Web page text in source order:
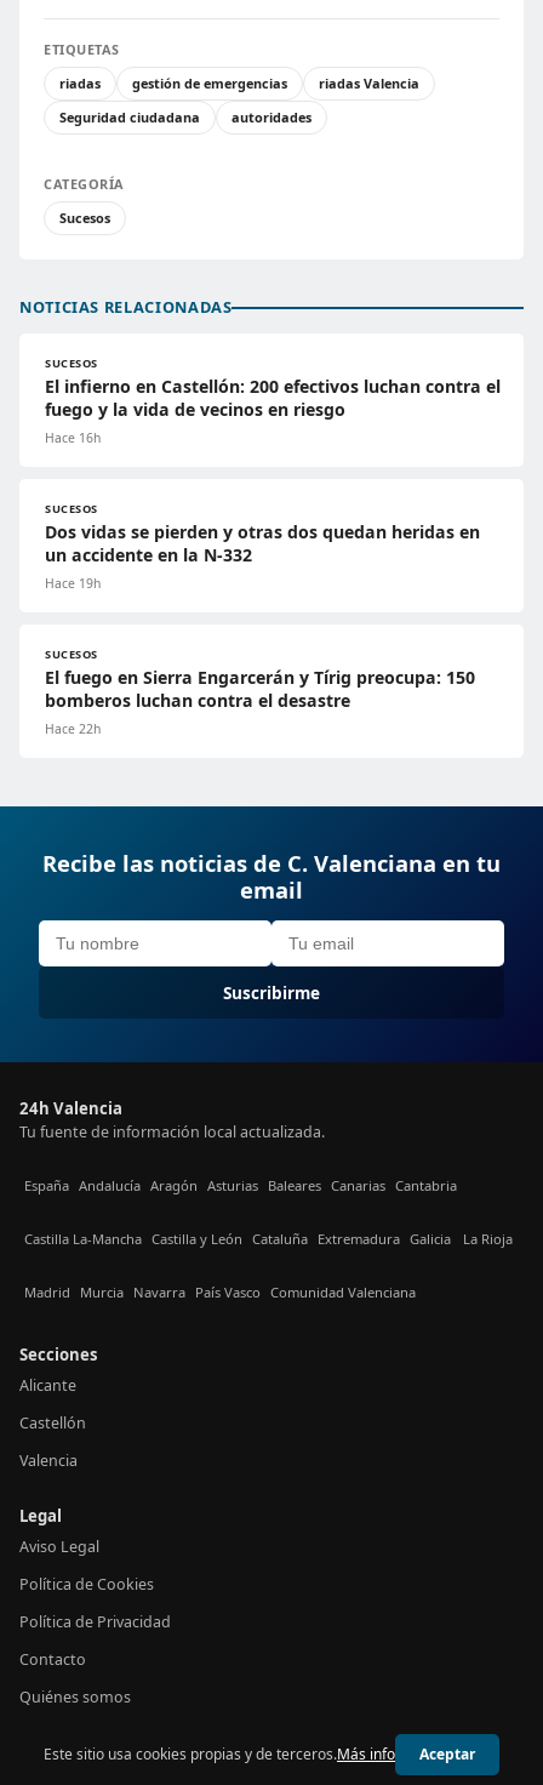
ETIQUETAS
riadas
gestión de emergencias
riadas Valencia
Seguridad ciudadana
autoridades
CATEGORÍA
Sucesos
NOTICIAS RELACIONADAS
SUCESOS
El infierno en Castellón: 200 efectivos luchan contra el
fuego y la vida de vecinos en riesgo
Hace 16h
SUCESOS
Dos vidas se pierden y otras dos quedan heridas en
un accidente en la N-332
Hace 19h
SUCESOS
El fuego en Sierra Engarcerán y Tírig preocupa: 150
bomberos luchan contra el desastre
Hace 22h
Recibe las noticias de C. Valenciana en tu
email
Suscribirme
24h Valencia
Tu fuente de información local actualizada.
España Andalucía Aragón Asturias Baleares Canarias Cantabria
Castilla La-Mancha Castilla y León Cataluña Extremadura Galicia La Rioja
Madrid Murcia Navarra País Vasco Comunidad Valenciana
Secciones
Alicante
Castellón
Valencia
Legal
Aviso Legal
Política de Cookies
Política de Privacidad
Contacto
Quiénes somos
© 2026 24h Valencia
Este sitio usa cookies propias y de terceros.Más info Aceptar